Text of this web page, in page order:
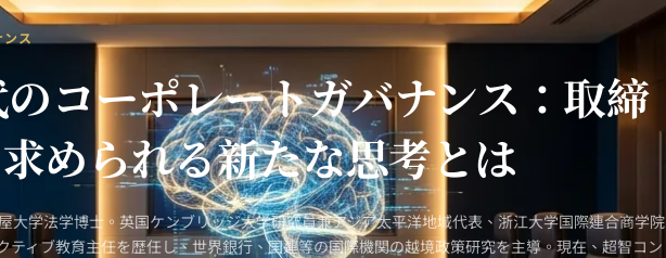
ス
コーポレートガバナンス：取締
められる新たな思考とは
大学法学博士。英国ケンブリッジ大学研究員兼アジア太平洋地域代表、浙江大学国際連合商学院
ティブ教育主任を歴任し、世界銀行、国連等の国際機関の越境政策研究を主導。現在、超智コン